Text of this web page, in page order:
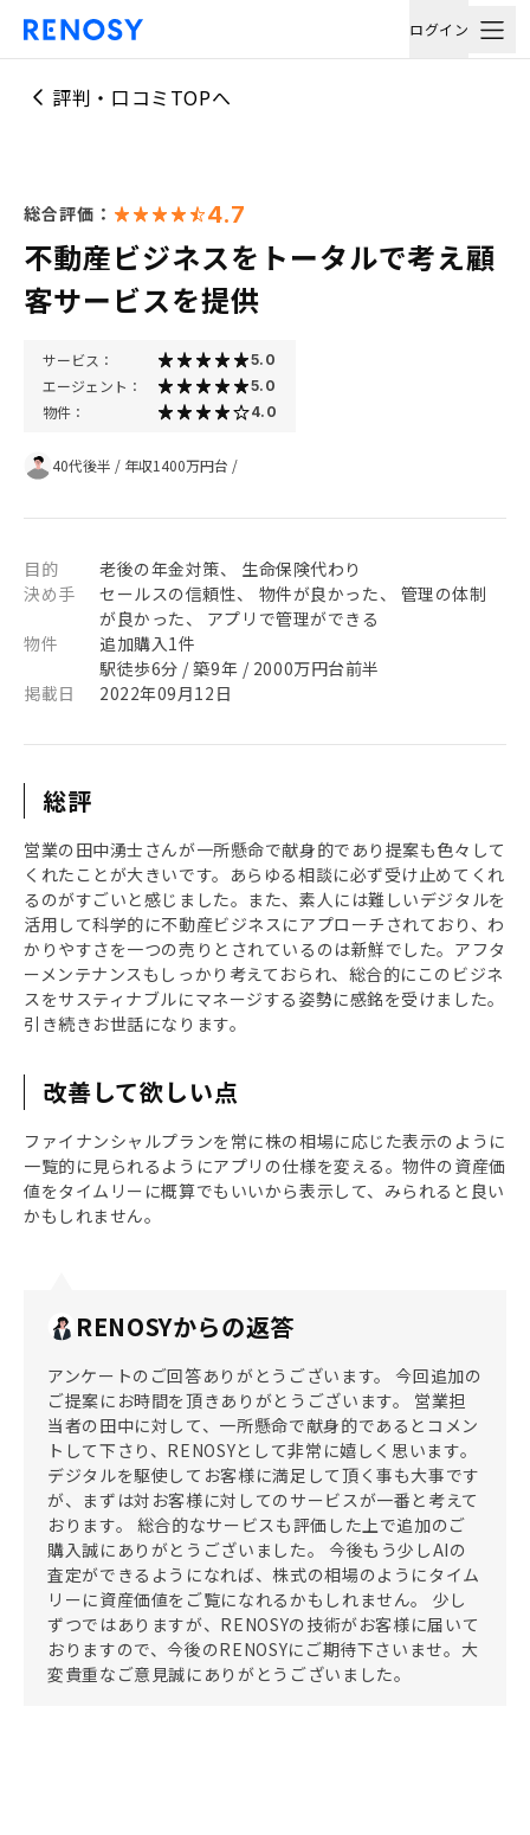
ログイン
評判・口コミTOPへ
総合評価： 4.7
不動産ビジネスをトータルで考え顧
客サービスを提供
サービス： 5.0
エージェント： 5.0
物件： 4.0
40代後半 / 年収1400万円台 /
目的
老後の年金対策、 生命保険代わり
決め手
セールスの信頼性、 物件が良かった、 管理の体制
が良かった、 アプリで管理ができる
物件
追加購入1件
駅徒歩6分 / 築9年 / 2000万円台前半
掲載日
2022年09月12日
総評
営業の田中湧士さんが一所懸命で献身的であり提案も色々して
くれたことが大きいです。あらゆる相談に必ず受け止めてくれ
るのがすごいと感じました。また、素人には難しいデジタルを
活用して科学的に不動産ビジネスにアプローチされており、わ
かりやすさを一つの売りとされているのは新鮮でした。アフタ
ーメンテナンスもしっかり考えておられ、総合的にこのビジネ
スをサスティナブルにマネージする姿勢に感銘を受けました。
引き続きお世話になります。
改善して欲しい点
ファイナンシャルプランを常に株の相場に応じた表示のように
一覧的に見られるようにアプリの仕様を変える。物件の資産価
値をタイムリーに概算でもいいから表示して、みられると良い
かもしれません。
RENOSYからの返答
アンケートのご回答ありがとうございます。 今回追加の
ご提案にお時間を頂きありがとうございます。 営業担
当者の田中に対して、一所懸命で献身的であるとコメン
トして下さり、RENOSYとして非常に嬉しく思います。
デジタルを駆使してお客様に満足して頂く事も大事です
が、まずは対お客様に対してのサービスが一番と考えて
おります。 総合的なサービスも評価した上で追加のご
購入誠にありがとうございました。 今後もう少しAIの
査定ができるようになれば、株式の相場のようにタイム
リーに資産価値をご覧になれるかもしれません。 少し
ずつではありますが、RENOSYの技術がお客様に届いて
おりますので、今後のRENOSYにご期待下さいませ。大
変貴重なご意見誠にありがとうございました。